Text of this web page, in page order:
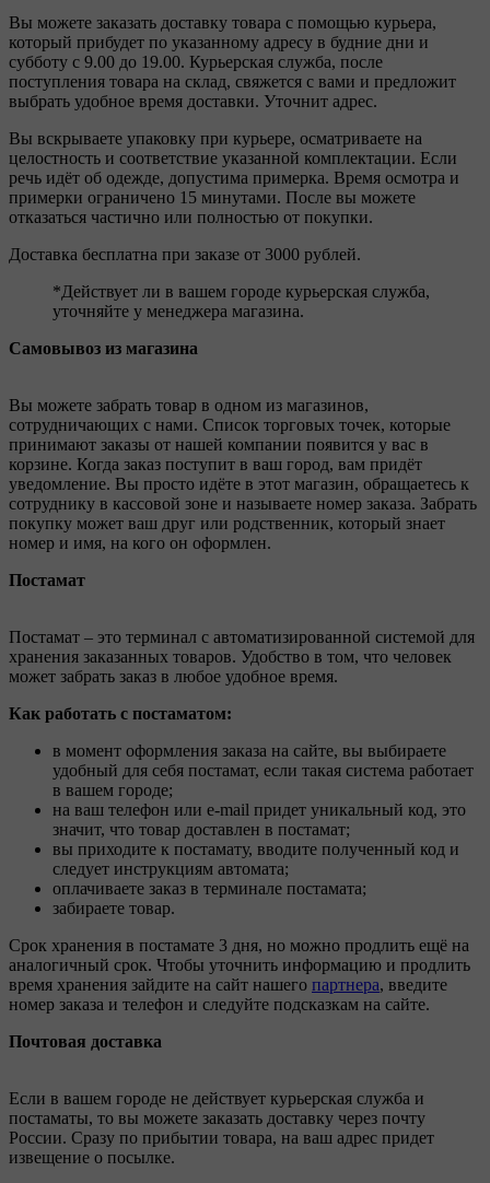
Вы можете заказать доставку товара с помощью курьера,
который прибудет по указанному адресу в будние дни и
субботу с 9.00 до 19.00. Курьерская служба, после
поступления товара на склад, свяжется с вами и предложит
выбрать удобное время доставки. Уточнит адрес.
Вы вскрываете упаковку при курьере, осматриваете на
целостность и соответствие указанной комплектации. Если
речь идёт об одежде, допустима примерка. Время осмотра и
примерки ограничено 15 минутами. После вы можете
отказаться частично или полностью от покупки.
Доставка бесплатна при заказе от 3000 рублей.
*Действует ли в вашем городе курьерская служба,
уточняйте у менеджера магазина.
Самовывоз из магазина
Вы можете забрать товар в одном из магазинов,
сотрудничающих с нами. Список торговых точек, которые
принимают заказы от нашей компании появится у вас в
корзине. Когда заказ поступит в ваш город, вам придёт
уведомление. Вы просто идёте в этот магазин, обращаетесь к
сотруднику в кассовой зоне и называете номер заказа. Забрать
покупку может ваш друг или родственник, который знает
номер и имя, на кого он оформлен.
Постамат
Постамат – это терминал с автоматизированной системой для
хранения заказанных товаров. Удобство в том, что человек
может забрать заказ в любое удобное время.
Как работать с постаматом:
в момент оформления заказа на сайте, вы выбираете
удобный для себя постамат, если такая система работает
в вашем городе;
на ваш телефон или e-mail придет уникальный код, это
значит, что товар доставлен в постамат;
вы приходите к постамату, вводите полученный код и
следует инструкциям автомата;
оплачиваете заказ в терминале постамата;
забираете товар.
Срок хранения в постамате 3 дня, но можно продлить ещё на
аналогичный срок. Чтобы уточнить информацию и продлить
время хранения зайдите на сайт нашего партнера, введите
номер заказа и телефон и следуйте подсказкам на сайте.
Почтовая доставка
Если в вашем городе не действует курьерская служба и
постаматы, то вы можете заказать доставку через почту
России. Сразу по прибытии товара, на ваш адрес придет
извещение о посылке.